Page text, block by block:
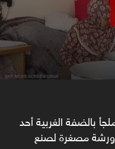
بالضفة الغربية أحد
ورشة مصغرة لصنع